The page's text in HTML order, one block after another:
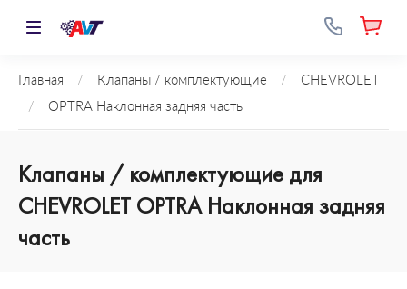
Главная / Клапаны / комплектующие /
CHEVROLET
/
OPTRA Наклонная задняя часть
Клапаны / комплектующие для
CHEVROLET OPTRA Наклонная задняя
часть